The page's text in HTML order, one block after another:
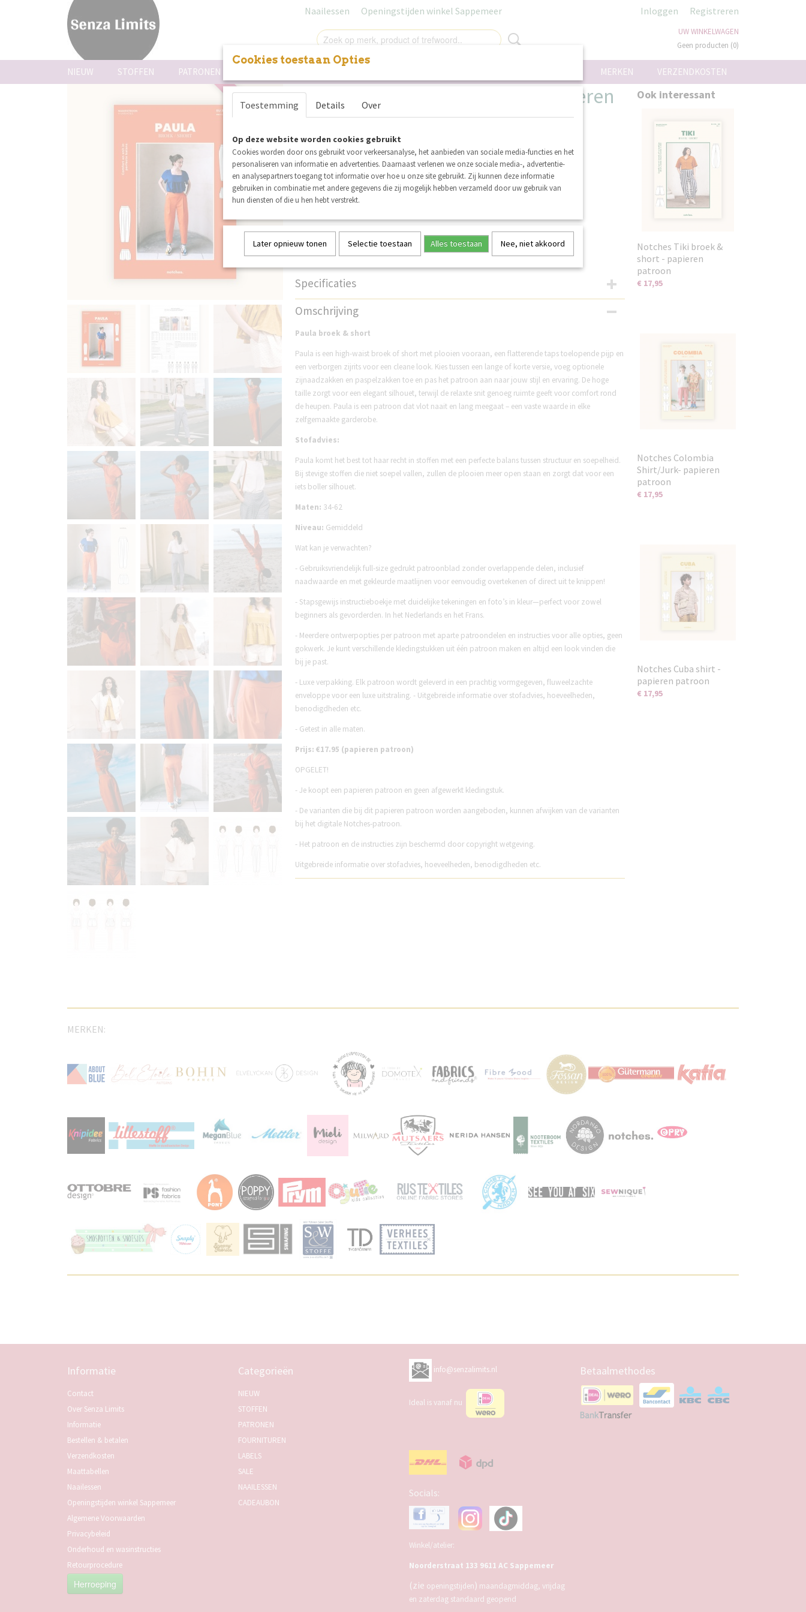
Naailessen Openingstijden winkel Sappemeer Inloggen Registreren
UW WINKELWAGEN
Geen producten (0)
VERZENDKOSTEN
MERKEN
NIEUW STOFFEN PATRONEN
nieuw
Notches Paula Broek/Short- papieren
patroon
€ 17,95 (inclusief btw 9%)
✓Op voorraad
Aantal
IN WINKELWAGEN
Specificaties
Productcode
Omschrijving
Paula broek & short
Paula is een high-waist broek of short met plooien vooraan, een flatterende taps toelopende pijp en
een verborgen zijrits voor een cleane look. Kies tussen een lange of korte versie, voeg optionele
zijnaadzakken en paspelzakken toe en pas het patroon aan naar jouw stijl en ervaring. De hoge
taille zorgt voor een elegant silhouet, terwijl de relaxte snit genoeg ruimte geeft voor comfort rond
de heupen. Paula is een patroon dat vlot naait en lang meegaat – een vaste waarde in elke
zelfgemaakte garderobe.
Stofadvies:
Paula komt het best tot haar recht in stoffen met een perfecte balans tussen structuur en soepelheid.
Bij stevige stoffen die niet soepel vallen, zullen de plooien meer open staan en zorgt dat voor een
iets boller silhouet.
Maten: 34-62
Niveau: Gemiddeld
Wat kan je verwachten?
- Gebruiksvriendelijk full-size gedrukt patroonblad zonder overlappende delen, inclusief
naadwaarde en met gekleurde maatlijnen voor eenvoudig overtekenen of direct uit te knippen!
- Stapsgewijs instructieboekje met duidelijke tekeningen en foto’s in kleur—perfect voor zowel
beginners als gevorderden. In het Nederlands en het Frans.
- Meerdere ontwerpopties per patroon met aparte patroondelen en instructies voor alle opties, geen
gokwerk. Je kunt verschillende kledingstukken uit één patroon maken en altijd een look vinden die
bij je past.
- Luxe verpakking. Elk patroon wordt geleverd in een prachtig vormgegeven, fluweelzachte
enveloppe voor een luxe uitstraling. - Uitgebreide informatie over stofadvies, hoeveelheden,
benodigdheden etc.
- Getest in alle maten.
Prijs: €17.95 (papieren patroon)
OPGELET!
- Je koopt een papieren patroon en geen afgewerkt kledingstuk.
- De varianten die bij dit papieren patroon worden aangeboden, kunnen afwijken van de varianten
bij het digitale Notches-patroon.
- Het patroon en de instructies zijn beschermd door copyright wetgeving.
Uitgebreide informatie over stofadvies, hoeveelheden, benodigdheden etc.
Ook interessant
Notches Tiki broek &
short - papieren
patroon
€ 17,95
Notches Colombia
Shirt/Jurk- papieren
patroon
€ 17,95
Notches Cuba shirt -
papieren patroon
€ 17,95
MERKEN:
Informatie
Contact
Over Senza Limits
Informatie
Bestellen & betalen
Verzendkosten
Maattabellen
Naailessen
Openingstijden winkel Sappemeer
Algemene Voorwaarden
Privacybeleid
Onderhoud en wasinstructies
Retourprocedure
Herroeping
Categorieën
NIEUW
STOFFEN
PATRONEN
FOURNITUREN
LABELS
SALE
NAAILESSEN
CADEAUBON
info@senzalimits.nl
Ideal is vanaf nu
Socials:
Winkel/atelier:
Noorderstraat 133 9611 AC Sappemeer
(zie openingstijden) maandagmiddag, vrijdag
en zaterdag standaard geopend
Betaalmethodes
Cookies toestaan Opties
Toestemming Details Over
Op deze website worden cookies gebruikt
Cookies worden door ons gebruikt voor verkeersanalyse, het aanbieden van sociale media-functies en het
personaliseren van informatie en advertenties. Daarnaast verlenen we onze sociale media-, advertentie-
en analysepartners toegang tot informatie over hoe u onze site gebruikt. Zij kunnen deze informatie
gebruiken in combinatie met andere gegevens die zij mogelijk hebben verzameld door uw gebruik van
hun diensten of die u hen hebt verstrekt.
Later opnieuw tonen Selectie toestaan Alles toestaan Nee, niet akkoord